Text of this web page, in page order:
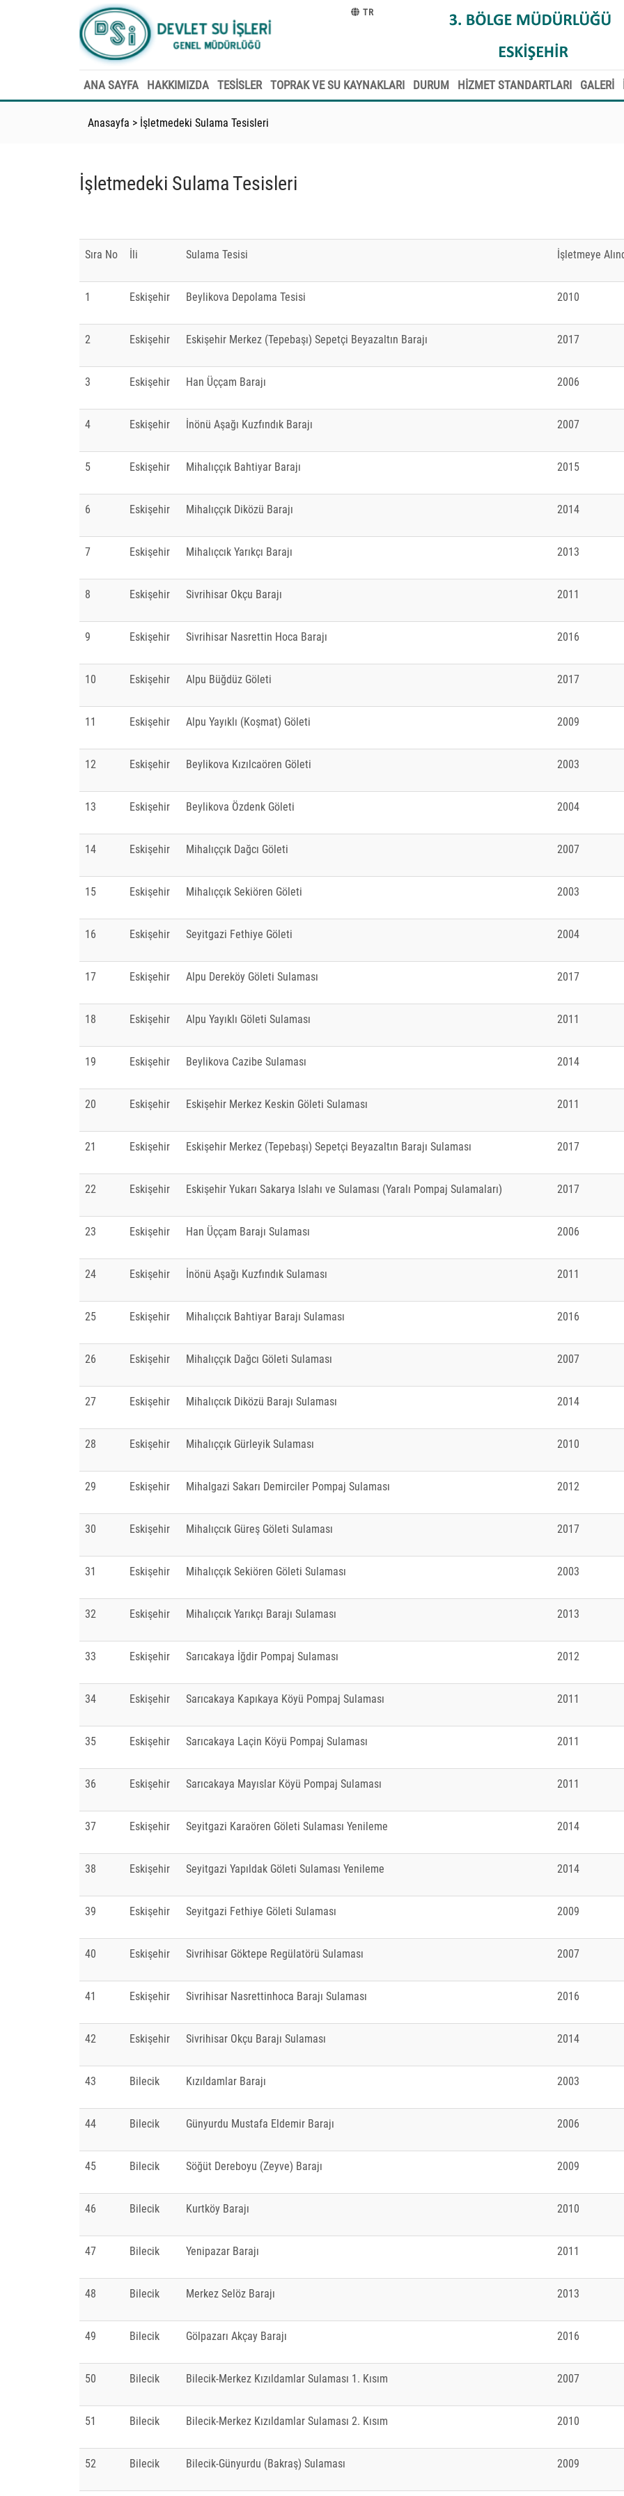
TR
ANA SAYFA HAKKIMIZDA TESİSLER TOPRAK VE SU KAYNAKLARI DURUM HİZMET STANDARTLARI GALERİ
Anasayfa > İşletmedeki Sulama Tesisleri
İşletmedeki Sulama Tesisleri
Sıra No İli Sulama Tesisi İşletmeye
1 Eskişehir Beylikova Depolama Tesisi 2010
2 Eskişehir Eskişehir Merkez (Tepebaşı) Sepetçi Beyazaltın Barajı 2017
3 Eskişehir Han Üççam Barajı 2006
4 Eskişehir İnönü Aşağı Kuzfındık Barajı 2007
5 Eskişehir Mihalıççık Bahtiyar Barajı 2015
6 Eskişehir Mihalıççık Diközü Barajı 2014
7 Eskişehir Mihalıçcık Yarıkçı Barajı 2013
8 Eskişehir Sivrihisar Okçu Barajı 2011
9 Eskişehir Sivrihisar Nasrettin Hoca Barajı 2016
10 Eskişehir Alpu Büğdüz Göleti 2017
11 Eskişehir Alpu Yayıklı (Koşmat) Göleti 2009
12 Eskişehir Beylikova Kızılcaören Göleti 2003
13 Eskişehir Beylikova Özdenk Göleti 2004
14 Eskişehir Mihalıççık Dağcı Göleti 2007
15 Eskişehir Mihalıççık Sekiören Göleti 2003
16 Eskişehir Seyitgazi Fethiye Göleti 2004
17 Eskişehir Alpu Dereköy Göleti Sulaması 2017
18 Eskişehir Alpu Yayıklı Göleti Sulaması 2011
19 Eskişehir Beylikova Cazibe Sulaması 2014
20 Eskişehir Eskişehir Merkez Keskin Göleti Sulaması 2011
21 Eskişehir Eskişehir Merkez (Tepebaşı) Sepetçi Beyazaltın Barajı Sulaması 2017
22 Eskişehir Eskişehir Yukarı Sakarya Islahı ve Sulaması (Yaralı Pompaj Sulamaları) 2017
23 Eskişehir Han Üççam Barajı Sulaması 2006
24 Eskişehir İnönü Aşağı Kuzfındık Sulaması 2011
25 Eskişehir Mihalıçcık Bahtiyar Barajı Sulaması 2016
26 Eskişehir Mihalıççık Dağcı Göleti Sulaması 2007
27 Eskişehir Mihalıçcık Diközü Barajı Sulaması 2014
28 Eskişehir Mihalıççık Gürleyik Sulaması 2010
29 Eskişehir Mihalgazi Sakarı Demirciler Pompaj Sulaması 2012
30 Eskişehir Mihalıçcık Güreş Göleti Sulaması 2017
31 Eskişehir Mihalıççık Sekiören Göleti Sulaması 2003
32 Eskişehir Mihalıçcık Yarıkçı Barajı Sulaması 2013
33 Eskişehir Sarıcakaya İğdir Pompaj Sulaması 2012
34 Eskişehir Sarıcakaya Kapıkaya Köyü Pompaj Sulaması 2011
35 Eskişehir Sarıcakaya Laçin Köyü Pompaj Sulaması 2011
36 Eskişehir Sarıcakaya Mayıslar Köyü Pompaj Sulaması 2011
37 Eskişehir Seyitgazi Karaören Göleti Sulaması Yenileme 2014
38 Eskişehir Seyitgazi Yapıldak Göleti Sulaması Yenileme 2014
39 Eskişehir Seyitgazi Fethiye Göleti Sulaması 2009
40 Eskişehir Sivrihisar Göktepe Regülatörü Sulaması 2007
41 Eskişehir Sivrihisar Nasrettinhoca Barajı Sulaması 2016
42 Eskişehir Sivrihisar Okçu Barajı Sulaması 2014
43 Bilecik Kızıldamlar Barajı 2003
44 Bilecik Günyurdu Mustafa Eldemir Barajı 2006
45 Bilecik Söğüt Dereboyu (Zeyve) Barajı 2009
46 Bilecik Kurtköy Barajı 2010
47 Bilecik Yenipazar Barajı 2011
48 Bilecik Merkez Selöz Barajı 2013
49 Bilecik Gölpazarı Akçay Barajı 2016
50 Bilecik Bilecik-Merkez Kızıldamlar Sulaması 1. Kısım 2007
51 Bilecik Bilecik-Merkez Kızıldamlar Sulaması 2. Kısım 2010
52 Bilecik Bilecik-Günyurdu (Bakraş) Sulaması 2009